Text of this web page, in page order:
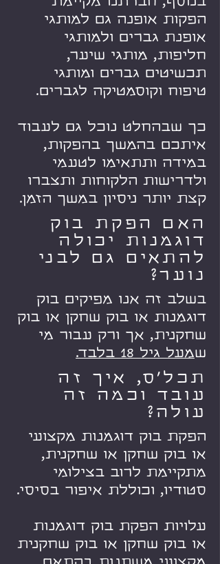
הפקות אופנה גם למותגי
אופנת גברים ולמותגי
חליפות, מותגי שיער,
תכשיטים גברים ומותגי
טיפוח וקוסמטיקה לגברים.
כך שבהחלט נוכל גם לעבוד
איתכם בהמשך בהפקות,
במידה ותתאימו לטעמי
ולדרישות הלקוחות ותצברו
קצת יותר ניסיון במשך הזמן.
האם הפקת בוק
דוגמנות יכולה
להתאים גם לבני
נוער?
בשלב זה אנו מפיקים בוק
דוגמנות או בוק שחקן או בוק
שחקנית, אך ורק עבור מי
שמעל גיל 18 בלבד.
תכל'ס, איך זה
עובד וכמה זה
עולה?
הפקת בוק דוגמנות מקצועי
או בוק שחקן או שחקנית,
מתקיימת לרוב בצילומי
סטודיו, וכוללת איפור בסיסי.
עלויות הפקת בוק דוגמנות
או בוק שחקן או בוק שחקנית